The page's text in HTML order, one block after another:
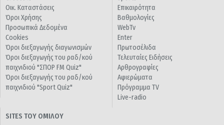
Οικ. Καταστάσεις
Όροι Χρήσης
Προσωπικά Δεδομένα
Cookies
Όροι διεξαγωγής διαγωνισμών
Όροι διεξαγωγής του ραδ/κού
παιχνιδιού "ΣΠΟΡ FM Quiz"
Όροι διεξαγωγής του ραδ/κού
παιχνιδιού "Sport Quiz"
Επικαιρότητα
Βαθμολογίες
WebTv
Enter
Πρωτοσέλιδα
Τελευταίες Ειδήσεις
Αρθρογραφίες
Αφιερώματα
Πρόγραμμα TV
Live-radio
SITES ΤΟΥ ΟΜΙΛΟΥ